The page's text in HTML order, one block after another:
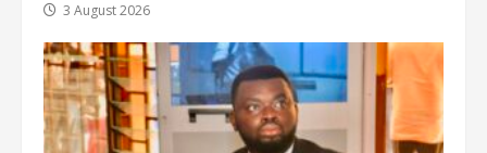
3 August 2026